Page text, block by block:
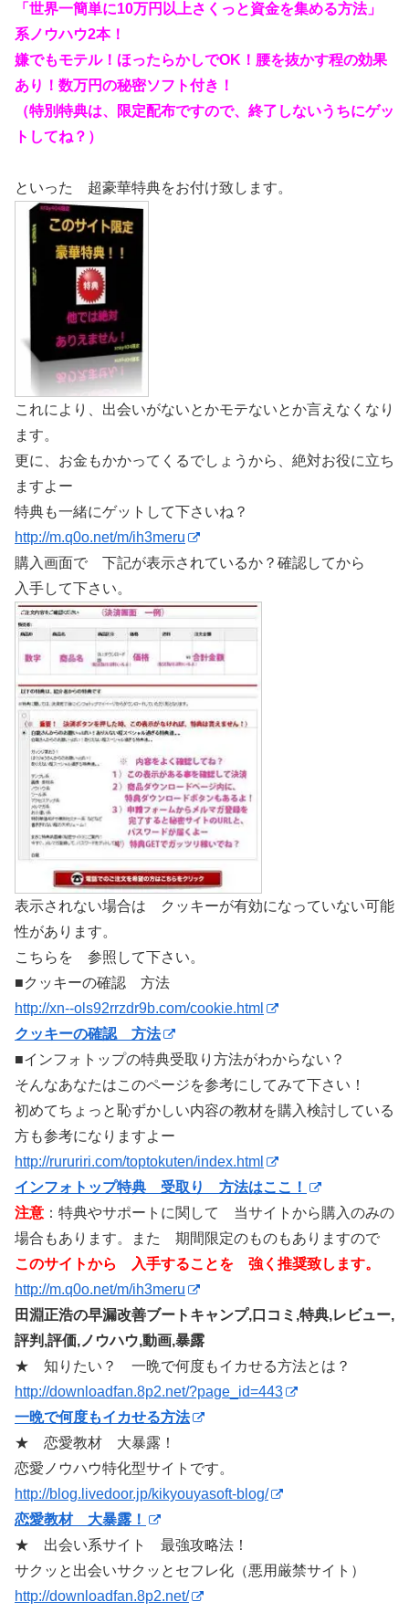
「世界一簡単に10万円以上さくっと資金を集める方法」
系ノウハウ2本！
嫌でもモテル！ほったらかしでOK！腰を抜かす程の効果
あり！数万円の秘密ソフト付き！
（特別特典は、限定配布ですので、終了しないうちにゲッ
トしてね？）
といった 超豪華特典をお付け致します。
これにより、出会いがないとかモテないとか言えなくなり
ます。
更に、お金もかかってくるでしょうから、絶対お役に立ち
ますよー
特典も一緒にゲットして下さいね？
http://m.q0o.net/m/ih3meru
購入画面で 下記が表示されているか？確認してから
入手して下さい。
表示されない場合は クッキーが有効になっていない可能
性があります。
こちらを 参照して下さい。
■クッキーの確認 方法
http://xn--ols92rrzdr9b.com/cookie.html
クッキーの確認 方法
■インフォトップの特典受取り方法がわからない？
そんなあなたはこのページを参考にしてみて下さい！
初めてちょっと恥ずかしい内容の教材を購入検討している
方も参考になりますよー
http://rururiri.com/toptokuten/index.html
インフォトップ特典 受取り 方法はここ！
注意 ：特典やサポートに関して 当サイトから購入のみの
場合もあります。また 期間限定のものもありますので
このサイトから 入手することを 強く推奨致します。
http://m.q0o.net/m/ih3meru
田淵正浩の早漏改善ブートキャンプ,口コミ,特典,レビュー,
評判,評価,ノウハウ,動画,暴露
★ 知りたい？ 一晩で何度もイカせる方法とは？
http://downloadfan.8p2.net/?page_id=443
一晩で何度もイカせる方法
★ 恋愛教材 大暴露！
恋愛ノウハウ特化型サイトです。
http://blog.livedoor.jp/kikyouyasoft-blog/
恋愛教材 大暴露！
★ 出会い系サイト 最強攻略法！
サクッと出会いサクッとセフレ化（悪用厳禁サイト）
http://downloadfan.8p2.net/